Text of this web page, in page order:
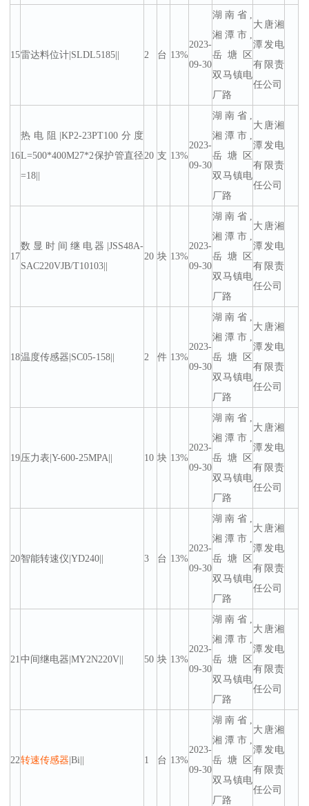
15雷达料位计|SLDL5185|| 2 台 13%
2023-
09-30
湖南省,
湘潭市,
岳塘区
双马镇电
厂路
大唐湘
潭发电
有限责
任公司
16
热电阻|KP2-23PT100分度
L=500*400M27*2保护管直径
=18||
20 支 13%
2023-
09-30
湖南省,
湘潭市,
岳塘区
双马镇电
厂路
大唐湘
潭发电
有限责
任公司
17
数显时间继电器|JSS48A-
SAC220VJB/T10103||
20 块 13%
2023-
09-30
湖南省,
湘潭市,
岳塘区
双马镇电
厂路
大唐湘
潭发电
有限责
任公司
18温度传感器|SC05-158|| 2 件 13%
2023-
09-30
湖南省,
湘潭市,
岳塘区
双马镇电
厂路
大唐湘
潭发电
有限责
任公司
19压力表|Y-600-25MPA|| 10 块 13%
2023-
09-30
湖南省,
湘潭市,
岳塘区
双马镇电
厂路
大唐湘
潭发电
有限责
任公司
20智能转速仪|YD240|| 3 台 13%
2023-
09-30
湖南省,
湘潭市,
岳塘区
双马镇电
厂路
大唐湘
潭发电
有限责
任公司
21 中间继电器|MY2N220V|| 50 块 13%
2023-
09-30
湖南省,
湘潭市,
岳塘区
双马镇电
厂路
大唐湘
潭发电
有限责
任公司
22转速传感器|Bi|| 1 台 13%
2023-
09-30
湖南省,
湘潭市,
岳塘区
双马镇电
厂路
大唐湘
潭发电
有限责
任公司